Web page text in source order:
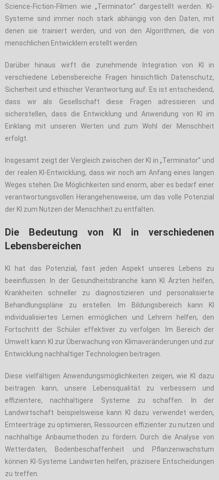
Science-Fiction-Filmen wie „Terminator“ dargestellt werden. KI-
Systeme sind immer noch stark abhängig von den Daten, mit
denen sie trainiert werden, und von den Algorithmen, die von
menschlichen Entwicklern erstellt werden.
Darüber hinaus wirft die zunehmende Integration von KI in
verschiedene Lebensbereiche Fragen hinsichtlich Datenschutz,
Sicherheit und ethischer Verantwortung auf. Es ist entscheidend,
dass wir als Gesellschaft diese Fragen adressieren und
sicherstellen, dass die Entwicklung und Anwendung von KI im
Einklang mit unseren Werten und zum Wohl der Menschheit
erfolgt.
Insgesamt zeigt der Vergleich zwischen der KI in „Terminator“ und
der realen KI-Entwicklung, dass wir noch am Anfang eines langen
Weges stehen. Die Möglichkeiten sind enorm, aber es bedarf einer
verantwortungsvollen Herangehensweise, um das volle Potenzial
der KI zum Nutzen der Menschheit zu entfalten.
Die Bedeutung von KI in verschiedenen
Lebensbereichen
KI hat das Potenzial, fast jeden Aspekt unseres Lebens zu
beeinflussen. In der Gesundheitsbranche kann KI Ärzten helfen,
Krankheiten schneller zu diagnostizieren und personalisierte
Behandlungspläne zu erstellen. Im Bildungsbereich kann KI
individualisiertes Lernen ermöglichen und Lehrern helfen, den
Fortschritt der Schüler effektiver zu verfolgen. Im Bereich der
Umwelt kann KI zur Überwachung von Klimaveränderungen und zur
Entwicklung nachhaltiger Technologien beitragen.
Diese vielfältigen Anwendungsmöglichkeiten zeigen, wie KI dazu
beitragen kann, unsere Lebensqualität zu verbessern und
effizientere, nachhaltigere Systeme zu schaffen. In der
Landwirtschaft beispielsweise kann KI dazu verwendet werden,
Ernteerträge zu optimieren, Ressourcen effizienter zu nutzen und
nachhaltige Anbaumethoden zu fördern. Durch die Analyse von
Wetterdaten, Bodenbeschaffenheit und Pflanzenwachstum
können KI-Systeme Landwirten helfen, präzisere Entscheidungen
zu treffen.